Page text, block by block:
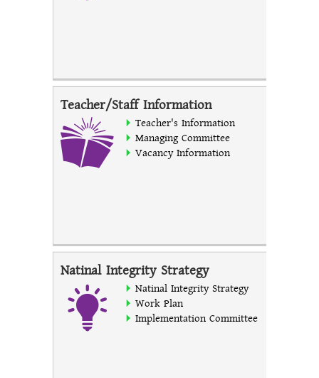
Teacher/Staff Information
Teacher's Information
Managing Committee
Vacancy Information
Natinal Integrity Strategy
Natinal Integrity Strategy
Work Plan
Implementation Committee